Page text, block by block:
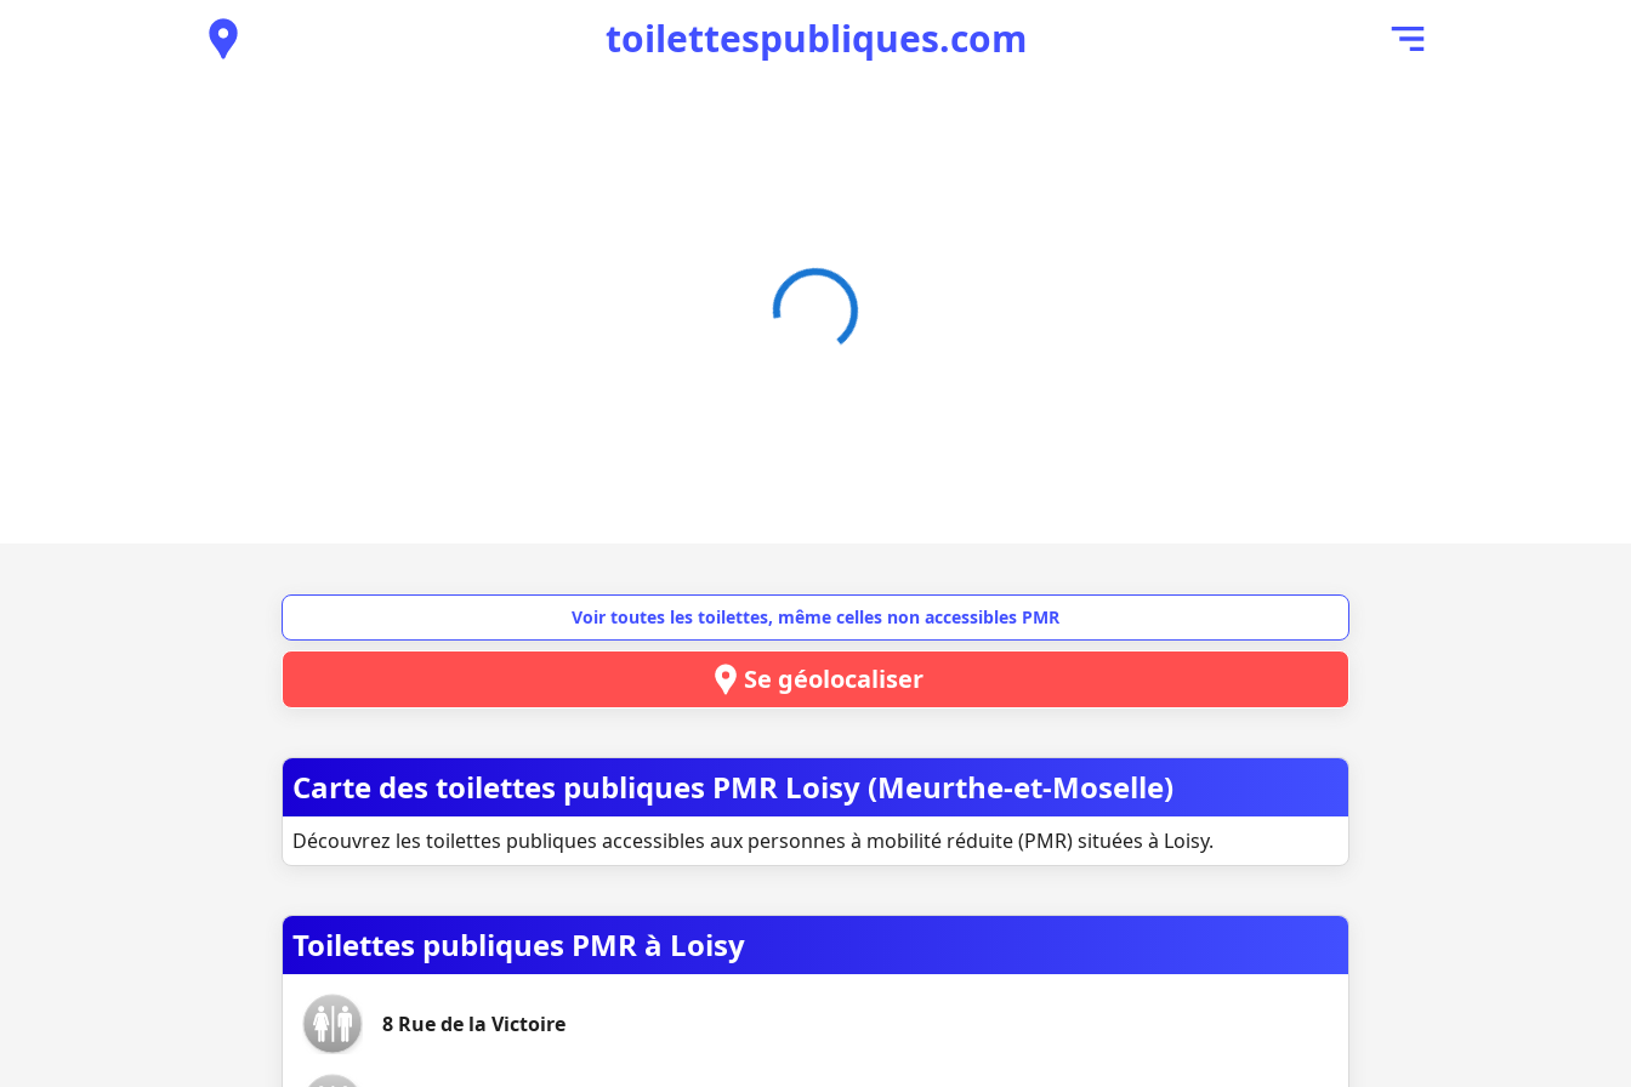
toilettespubliques.com
Voir toutes les toilettes, même celles non accessibles PMR
Se géolocaliser
Carte des toilettes publiques PMR Loisy (Meurthe-et-Moselle)
Découvrez les toilettes publiques accessibles aux personnes à mobilité réduite (PMR) situées à Loisy.
Toilettes publiques PMR à Loisy
8 Rue de la Victoire